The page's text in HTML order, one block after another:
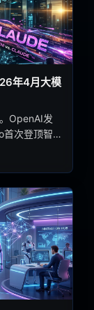
年4月大模
OpenAI发
首次登顶智